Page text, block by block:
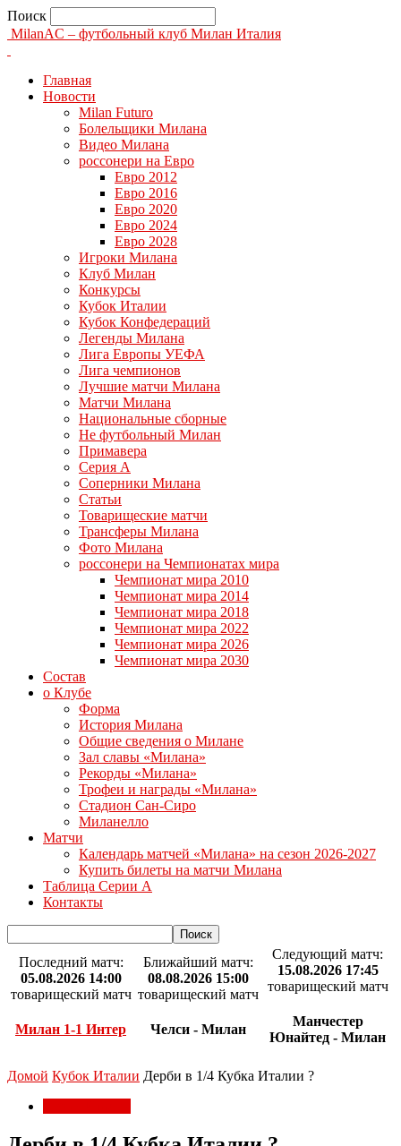
Поиск
MilanAC – футбольный клуб Милан Италия
Главная
Новости
Milan Futuro
Болельщики Милана
Видео Милана
россонери на Евро
Евро 2012
Евро 2016
Евро 2020
Евро 2024
Евро 2028
Игроки Милана
Клуб Милан
Конкурсы
Кубок Италии
Кубок Конфедераций
Легенды Милана
Лига Европы УЕФА
Лига чемпионов
Лучшие матчи Милана
Матчи Милана
Национальные сборные
Не футбольный Милан
Примавера
Серия А
Соперники Милана
Статьи
Товарищеские матчи
Трансферы Милана
Фото Милана
россонери на Чемпионатах мира
Чемпионат мира 2010
Чемпионат мира 2014
Чемпионат мира 2018
Чемпионат мира 2022
Чемпионат мира 2026
Чемпионат мира 2030
Состав
о Клубе
Форма
История Милана
Общие сведения о Милане
Зал славы «Милана»
Рекорды «Милана»
Трофеи и награды «Милана»
Стадион Сан-Сиро
Миланелло
Матчи
Календарь матчей «Милана» на сезон 2026-2027
Купить билеты на матчи Милана
Таблица Серии А
Контакты
Последний матч:
05.08.2026 14:00
товарищеский матч
Милан 1-1 Интер
Ближайший матч:
08.08.2026 15:00
товарищеский матч
Челси - Милан
Следующий матч:
15.08.2026 17:45
товарищеский матч
Манчестер
Юнайтед - Милан
Домой Кубок Италии Дерби в 1/4 Кубка Италии ?